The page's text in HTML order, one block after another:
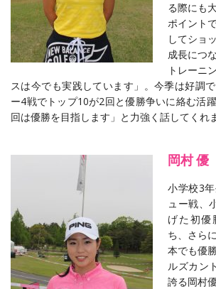
る際にも
ポイント
してショ
成長につ
トレーニ
スは今でも実践しています」。今季は好調
ー4戦でトップ10が2回と優勝争いに絡む活
回は優勝を目指します」と力強く話してくれ
岡村 優
小学校3
ュー戦、
げた初優
ち、さら
本でも優
ルズカン
誇る岡村